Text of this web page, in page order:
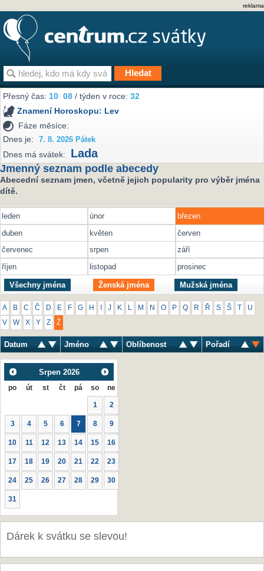
reklama
Přesný čas:10 08 / týden v roce:32
Znamení Horoskopu: Lev
Fáze měsíce:
Dnes je:
7. 8. 2026 Pátek
Dnes má svátek: Lada
Jmenný seznam podle abecedy
Abecední seznam jmen, včetně jejich popularity pro výběr jména
dítě.
leden únor
březen
duben
květen
červen
červenec
srpen
září
říjen
listopad prosinec
Všechny jména Ženská jména Mužská jména
A B C Č D E F G H J K M N O P Q R Ř S Š U
V W X Y Z Ž
Datum Jméno Oblíbenost Pořadí
Srpen 2026
po út st čt pá so ne
1 2
3 4 5 6 7 8 9
10 11 12 13 14 15 16
17 18 19 20 21 22 23
24 25 26 27 28 29 30
31
Dárek k svátku se slevou!